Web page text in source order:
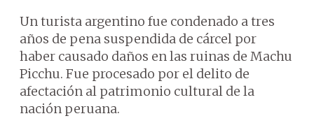
Un turista argentino fue condenado a tres
años de pena suspendida de cárcel por
haber causado daños en las ruinas de Machu
Picchu. Fue procesado por el delito de
afectación al patrimonio cultural de la
nación peruana.